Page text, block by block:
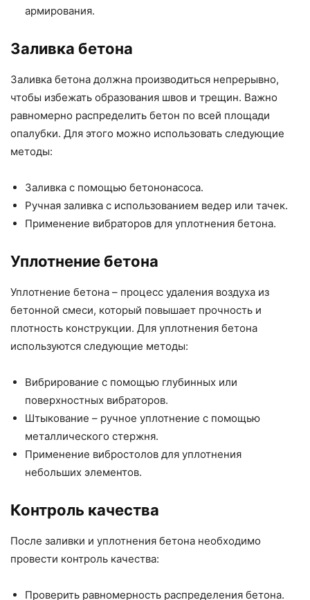
армирования.
Заливка бетона
Заливка бетона должна производиться непрерывно,
чтобы избежать образования швов и трещин. Важно
равномерно распределить бетон по всей площади
опалубки. Для этого можно использовать следующие
методы:
Заливка с помощью бетононасоса.
Ручная заливка с использованием ведер или тачек.
Применение вибраторов для уплотнения бетона.
Уплотнение бетона
Уплотнение бетона – процесс удаления воздуха из
бетонной смеси, который повышает прочность и
плотность конструкции. Для уплотнения бетона
используются следующие методы:
Вибрирование с помощью глубинных или
поверхностных вибраторов.
Штыкование – ручное уплотнение с помощью
металлического стержня.
Применение вибростолов для уплотнения
небольших элементов.
Контроль качества
После заливки и уплотнения бетона необходимо
провести контроль качества:
Проверить равномерность распределения бетона.